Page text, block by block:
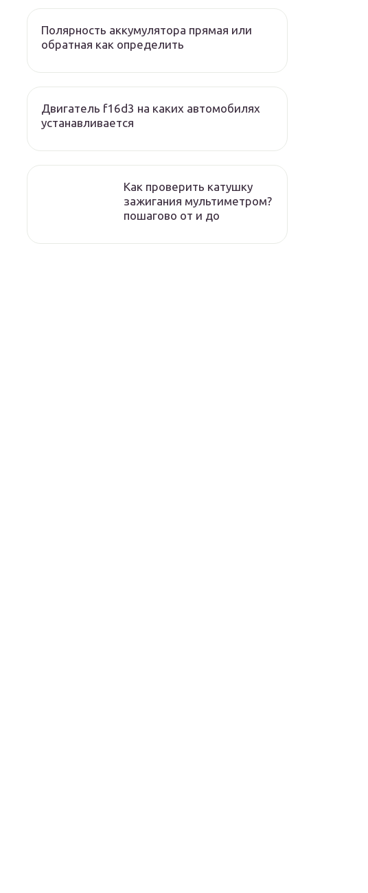
Полярность аккумулятора прямая или
обратная как определить
Двигатель f16d3 на каких автомобилях
устанавливается
Как проверить катушку
зажигания мультиметром?
пошагово от и до